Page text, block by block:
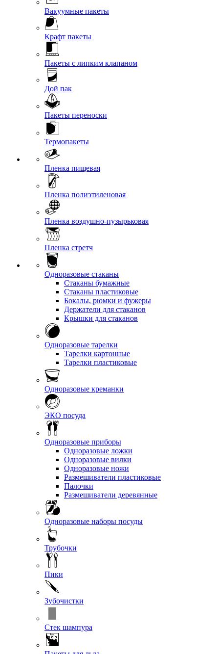
Вакуумные пакеты
Крафт пакеты
Пакеты с липким клапаном
Дой пак
Пакеты переноски
Термопакеты
Пленка пищевая
Пленка полиэтиленовая
Пленка воздушно-пузырьковая
Пленка стретч
Одноразовые стаканы
Стаканы бумажные
Стаканы пластиковые
Бокалы, рюмки и фужеры
Держатели для стаканов
Крышки для стаканов
Одноразовые тарелки
Тарелки картонные
Тарелки пластиковые
Одноразовые креманки
ЭКО посуда
Одноразовые приборы
Одноразовые ложки
Одноразовые вилки
Одноразовые ножи
Размешиватели пластиковые
Палочки
Размешиватели деревянные
Одноразовые наборы посуды
Трубочки
Пики
Зубочистки
Стек шампура